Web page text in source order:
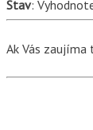
Stav:
Ak Vás zaujíma